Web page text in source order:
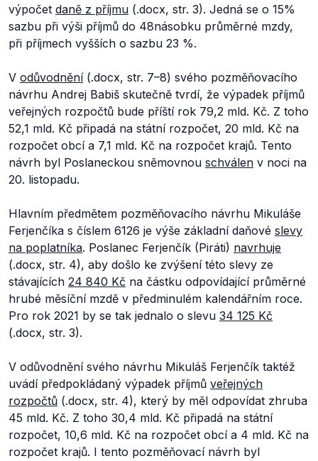
výpočet daně z příjmu (.docx, str. 3). Jedná se o 15%
sazbu při výši příjmů do 48násobku průměrné mzdy,
při příjmech vyšších o sazbu 23 %.
V odůvodnění(.docx, str. 7–8) svého pozměňovacího
návrhu Andrej Babiš skutečně tvrdí, že výpadek příjmů
veřejných rozpočtů bude příští rok 79,2 mld. Kč. Z toho
52,1 mld. Kč připadá na státní rozpočet, 20 mld. Kč na
rozpočet obcí a 7,1 mld. Kč na rozpočet krajů. Tento
návrh byl Poslaneckou sněmovnou schválen v noci na
20. listopadu.
Hlavním předmětem pozměňovacího návrhu Mikuláše
Ferjenčíka s číslem 6126 je výše základní daňové slevy
na poplatníka. Poslanec Ferjenčík (Piráti) navrhuje
(.docx, str. 4), aby došlo ke zvýšení této slevy ze
stávajících 24 840 Kč na částku odpovídající průměrné
hrubé měsíční mzdě v předminulém kalendářním roce.
Pro rok 2021 by se tak jednalo o slevu 34 125 Kč
(.docx, str. 3).
V odůvodnění svého návrhu Mikuláš Ferjenčík taktéž
uvádí předpokládaný výpadek příjmů veřejných
rozpočtů (.docx, str. 4), který by měl odpovídat zhruba
45 mld. Kč. Z toho 30,4 mld. Kč připadá na státní
rozpočet, 10,6 mld. Kč na rozpočet obcí a 4 mld. Kč na
rozpočet krajů. I tento pozměňovací návrh byl